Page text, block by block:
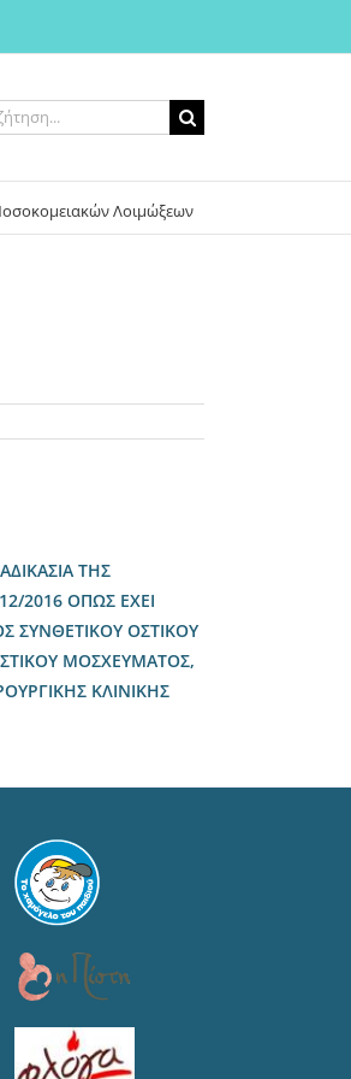
Λοιμώξεων
ΤΗΣ
2016 ΟΠΩΣ ΕΧΕΙ
ΣΥΝΘΕΤΙΚΟΥ ΟΣΤΙΚΟΥ
ΜΟΣΧΕΥΜΑΤΟΣ,
ΚΛΙΝΙΚΗΣ